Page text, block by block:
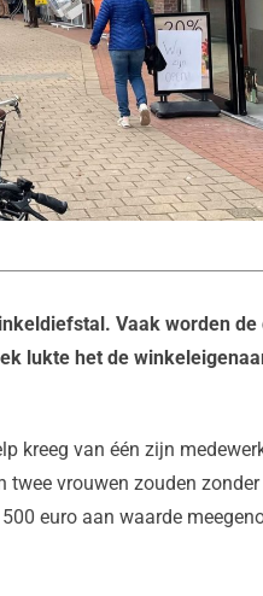
Vaak worden
lukte het de
kreeg van één zijn
vrouwen zouden
euro aan waarde